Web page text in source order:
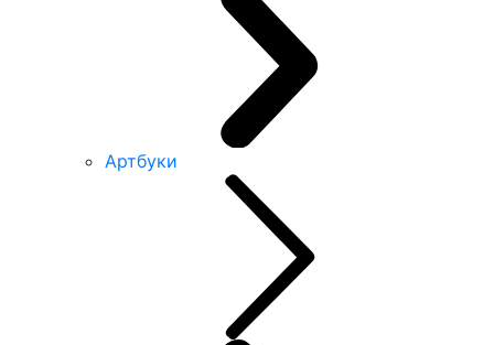
Артбуки